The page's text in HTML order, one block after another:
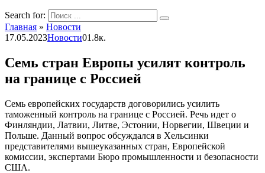
Search for:
Главная » Новости
17.05.2023Новости01.8к.
Семь стран Европы усилят контроль
на границе с Россией
Семь европейских государств договорились усилить
таможенный контроль на границе с Россией. Речь идет о
Финляндии, Латвии, Литве, Эстонии, Норвегии, Швеции и
Польше. Данный вопрос обсуждался в Хельсинки
представителями вышеуказанных стран, Европейской
комиссии, экспертами Бюро промышленности и безопасности
США.